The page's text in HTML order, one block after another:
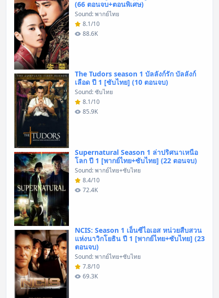
(66 ตอนจบ+ตอนพิเศษ)
Sound: พากย์ไทย
8.1/10
88.6K
The Tudors season 1 บัลลังก์รัก บัลลังก์
เลือด ปี 1 [ซับไทย] (10 ตอนจบ)
Sound: ซับไทย
8.1/10
85.9K
Supernatural Season 1 ล่าปริศนาเหนือ
โลก ปี 1 [พากย์ไทย+ซับไทย] (22 ตอนจบ)
Sound: พากย์ไทย+ซับไทย
8.4/10
72.4K
NCIS: Season 1 เอ็นซีไอเอส หน่วยสืบสวน
แห่งนาวิกโยธิน ปี 1 [พากย์ไทย+ซับไทย] (23
ตอนจบ)
Sound: พากย์ไทย+ซับไทย
7.8/10
69.3K